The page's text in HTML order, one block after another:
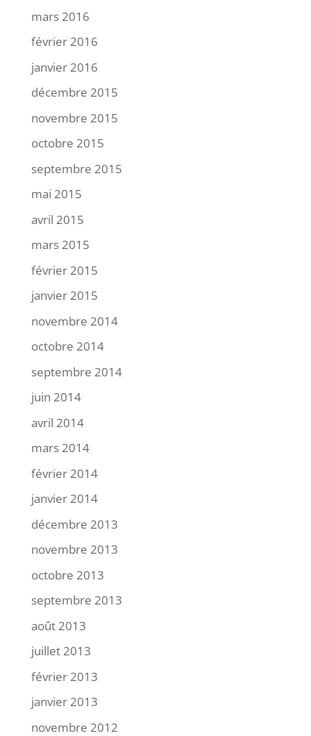
mars 2016
février 2016
janvier 2016
décembre 2015
novembre 2015
octobre 2015
septembre 2015
mai 2015
avril 2015
mars 2015
février 2015
janvier 2015
novembre 2014
octobre 2014
septembre 2014
juin 2014
avril 2014
mars 2014
février 2014
janvier 2014
décembre 2013
novembre 2013
octobre 2013
septembre 2013
août 2013
juillet 2013
février 2013
janvier 2013
novembre 2012